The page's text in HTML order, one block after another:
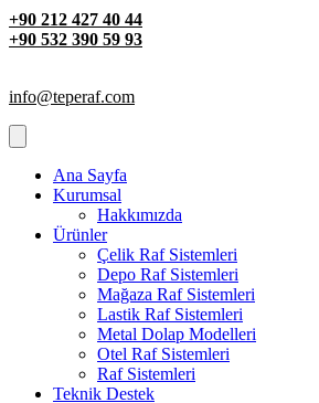
+90 212 427 40 44
+90 532 390 59 93
info@teperaf.com
Ana Sayfa
Kurumsal
Hakkımızda
Ürünler
Çelik Raf Sistemleri
Depo Raf Sistemleri
Mağaza Raf Sistemleri
Lastik Raf Sistemleri
Metal Dolap Modelleri
Otel Raf Sistemleri
Raf Sistemleri
Teknik Destek